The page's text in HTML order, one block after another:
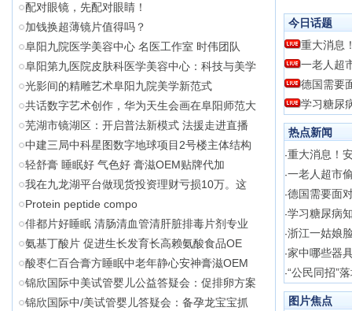
配对眼镜，先配对眼睛！
加钱换超薄镜片值得吗？
阜阳九院医学美容中心 名医工作室 时伟团队
阜阳第九医院皮肤科医学美容中心：科技与美学
光影间的精雕艺术阜阳九院美学新范式
共话数字艺术创作，华为天生会画在阜阳师范大
芜湖市镜湖区：开启普法新模式 法援走进直播
中建三局中科星图数字地球项目2号楼主体结构
轻舒膏 睡眠好 气色好 膏滋OEM贴牌代加
我在九龙湖平台做现货投资理财亏损10万。这
Protein peptide compo
俳都片好睡眠 清肠清血管清肝脏排毒片剂专业
氨基丁酸片 促进生长发育长高赖氨酸食品OE
酸枣仁百合膏方睡眠中老年静心安神膏滋OEM
锦欣国际中美试管婴儿公益答疑会：促排卵方案
锦欣国际中/美试管婴儿答疑会：备孕龙宝宝抓
今日话题
重大消息
一老人超
德国需要
学习糖尿
热点新闻
·重大消息！
·一老人超市
·德国需要面
·学习糖尿病
·浙江一姑娘
·家中哪些器
·“公民同招”
图片焦点